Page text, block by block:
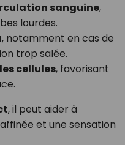
sanguine,
lourdes.
, notamment en cas de
trop salée.
cellules, favorisant
, il peut aider à
et une sensation